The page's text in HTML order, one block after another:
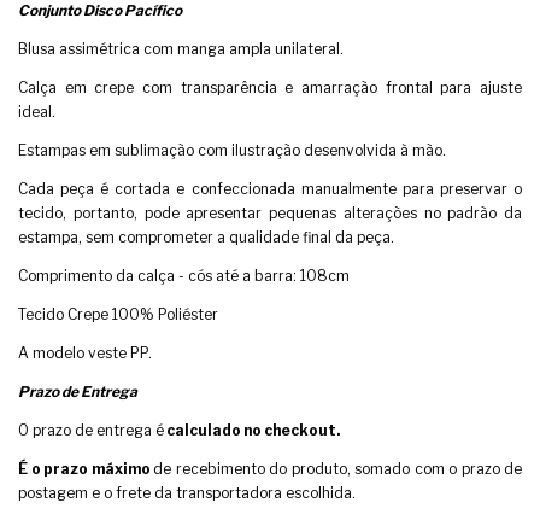
Conjunto Disco Pacífico
Blusa assimétrica com manga ampla unilateral.
Calça em crepe com transparência e amarração frontal para ajuste
ideal.
Estampas em sublimação com ilustração desenvolvida à mão.
Cada peça é cortada e confeccionada manualmente para preservar o
tecido, portanto, pode apresentar pequenas alterações no padrão da
estampa, sem comprometer a qualidade final da peça.
Comprimento da calça - cós até a barra: 108cm
Tecido Crepe 100% Poliéster
A modelo veste PP.
Prazo de Entrega
O prazo de entrega é calculado no checkout.
É o prazo máximo de recebimento do produto, somado com o prazo de
postagem e o frete da transportadora escolhida.